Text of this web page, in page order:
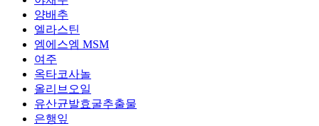
양배추
엘라스틴
엠에스엠 MSM
여주
옥타코사놀
올리브오일
유산균발효굴추출물
은행잎